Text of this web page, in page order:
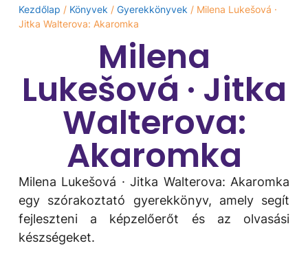
Kezdőlap / Könyvek / Gyerekkönyvek / Milena Lukešová ·
Jitka Walterova: Akaromka
Milena
Lukešová · Jitka
Walterova:
Akaromka
Milena Lukešová · Jitka Walterova: Akaromka
egy szórakoztató gyerekkönyv, amely segít
fejleszteni a képzelőerőt és az olvasási
készségeket.